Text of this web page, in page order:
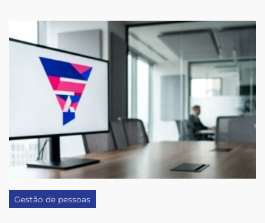
Gestão de pessoas